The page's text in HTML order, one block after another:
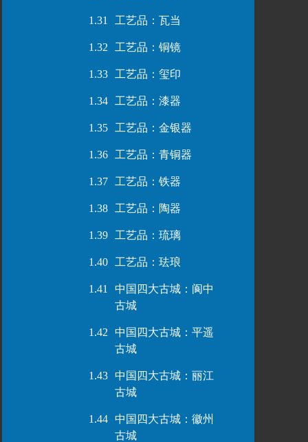
1.31 工艺品：瓦当
1.32 工艺品：铜镜
1.33 工艺品：玺印
1.34 工艺品：漆器
1.35 工艺品：金银器
1.36 工艺品：青铜器
1.37 工艺品：铁器
1.38 工艺品：陶器
1.39 工艺品：琉璃
1.40 工艺品：珐琅
1.41
中国四大古城：阆中
古城
1.42
中国四大古城：平遥
古城
1.43
中国四大古城：丽江
古城
1.44
中国四大古城：徽州
古城